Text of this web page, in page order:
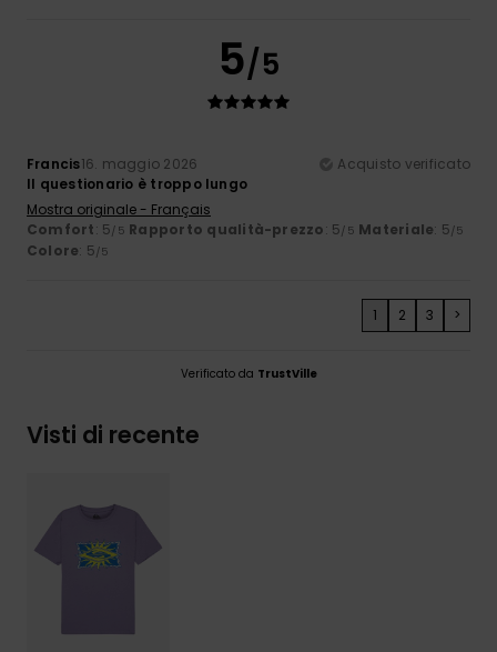
5/5
Francis16. maggio 2026
Acquisto verificato
Il questionario è troppo lungo
Mostra originale - Français
Comfort: 5/5 Rapporto qualità-prezzo: 5/5 Materiale: 5/5
Colore: 5/5
1 2 3 >
Verificato da TrustVille
Visti di recente